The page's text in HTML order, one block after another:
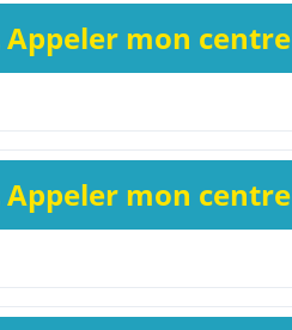
Appeler mon centre
Appeler mon centre